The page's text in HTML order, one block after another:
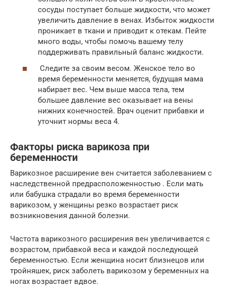
сосуды поступает больше жидкости, что может
увеличить давление в венах. Избыток жидкости
проникает в ткани и приводит к отекам. Пейте
много воды, чтобы помочь вашему телу
поддерживать правильный баланс жидкости.
Следите за своим весом. Женское тело во
время беременности меняется, будущая мама
набирает вес. Чем выше масса тела, тем
большее давление вес оказывает на вены
нижних конечностей. Врач оценит прибавки и
уточнит нормы веса 4.
Факторы риска варикоза при
беременности
Варикозное расширение вен считается заболеванием с
наследственной предрасположенностью . Если мать
или бабушка страдали во время беременности
варикозом, у женщины резко возрастает риск
возникновения данной болезни.
Частота варикозного расширения вен увеличивается с
возрастом, прибавкой веса и каждой последующей
беременностью. Если женщина носит близнецов или
тройняшек, риск заболеть варикозом у беременных на
ногах возрастает вдвое.